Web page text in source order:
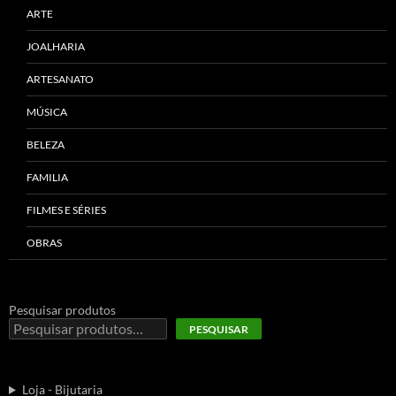
ARTE
JOALHARIA
ARTESANATO
MÚSICA
BELEZA
FAMILIA
FILMES E SÉRIES
OBRAS
Pesquisar produtos
PESQUISAR
Loja - Bijutaria